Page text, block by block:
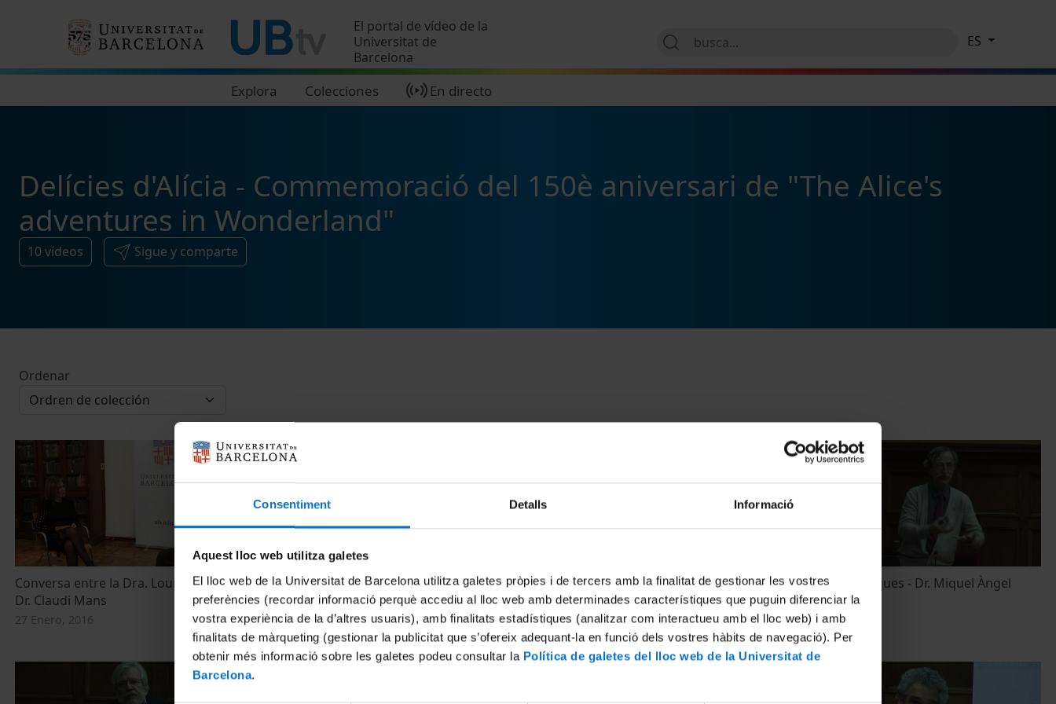
Consentiment Detalls Informació
Aquest lloc web utilitza galetes
El lloc web de la Universitat de Barcelona utilitza galetes pròpies i de tercers amb la finalitat de gestionar les vostres
preferències (recordar informació perquè accediu al lloc web amb determinades característiques que puguin diferenciar la
vostra experiència de la d’altres usuaris), amb finalitats estadístiques (analitzar com interactueu amb el lloc web) i amb
finalitats de màrqueting (gestionar la publicitat que s’ofereix adequant-la en funció dels vostres hàbits de navegació). Per
obtenir més informació sobre les galetes podeu consultar la Política de galetes del lloc web de la Universitat de
Barcelona.
El portal de vídeo de la
Universitat de
Barcelona
Explora Colecciones En directo
ES
Delícies d'Alícia - Commemoració del 150è aniversari de "The Alice's
adventures in Wonderland"
10 vídeos Sigue y comparte
Ordenar
Conversa entre la Dra. Lourdes Cirlot i el
Dr. Claudi Mans
27 Enero, 2016
'Delícies d'Alícia': Benvinguda i
introducció a càrrec de la Dra. Lourdes
Cirlot
27 Enero, 2016
Alícia, una nena, uns contes i moltes
curiositats - Dr. Jordi Quintana
27 Enero, 2016
Alícies Simètriques - Dr. Miquel Àngel
Cuevas-Diarte
27 Enero, 2016